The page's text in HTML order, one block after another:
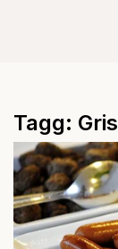
Tagg: Gris